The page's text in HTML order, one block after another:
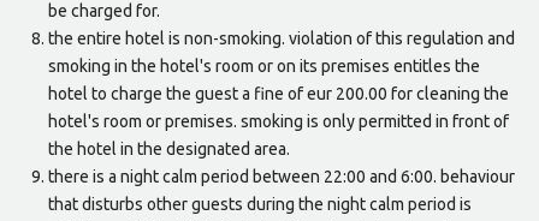
be charged for.
the entire hotel is non-smoking. violation of this regulation and
smoking in the hotel's room or on its premises entitles the
hotel to charge the guest a fine of eur 200.00 for cleaning the
hotel's room or premises. smoking is only permitted in front of
the hotel in the designated area.
there is a night calm period between 22:00 and 6:00. behaviour
that disturbs other guests during the night calm period is